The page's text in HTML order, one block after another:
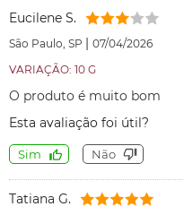
Eucilene S.
São Paulo, SP | 07/04/2026
VARIAÇÃO: 10 G
O produto é muito bom
Esta avaliação foi útil?
Sim Não
Tatiana G.